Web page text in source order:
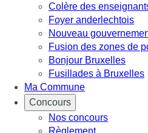
Colère des
Foyer anderlechtois
Nouveau
Fusion des zones de
Bonjour Bruxelles
Fusillades à Bruxelles
Ma Commune
Concours
Nos concours
Règlement